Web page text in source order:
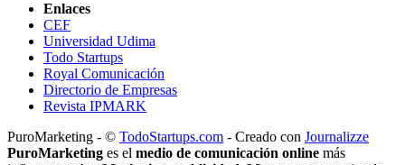
Enlaces
CEF
Universidad Udima
Todo Startups
Royal Comunicación
Directorio de Empresas
Revista IPMARK
PuroMarketing - © TodoStartups.com - Creado con Journalizze
PuroMarketing es el medio de comunicación online más